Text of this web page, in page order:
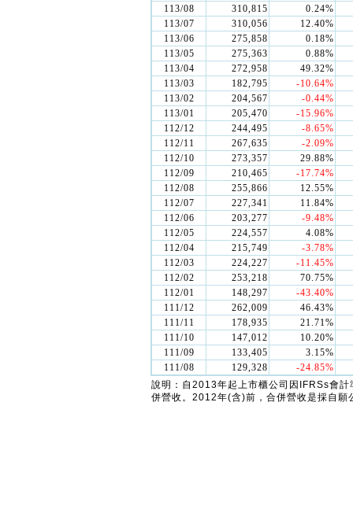
113/08
310,815
0.24%
113/07
310,056
12.40%
113/06
275,858
0.18%
113/05
275,363
0.88%
113/04
272,958
49.32%
113/03
182,795
-10.64%
113/02
204,567
-0.44%
113/01
205,470
-15.96%
112/12
244,495
-8.65%
112/11
267,635
-2.09%
112/10
273,357
29.88%
112/09
210,465
-17.74%
112/08
255,866
12.55%
112/07
227,341
11.84%
112/06
203,277
-9.48%
112/05
224,557
4.08%
112/04
215,749
-3.78%
112/03
224,227
-11.45%
112/02
253,218
70.75%
112/01
148,297
-43.40%
111/12
262,009
46.43%
111/11
178,935
21.71%
111/10
147,012
10.20%
111/09
133,405
3.15%
111/08
129,328
-24.85%
說明：自2013年起上市櫃公司因IFRSs會
併營收。2012年(含)前，合併營收是採自願